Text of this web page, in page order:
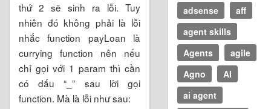
thứ 2 sẽ sinh ra lỗi. Tuy
nhiên đó không phải là lỗi
nhắc function payLoan là
currying function nên nếu
chỉ gọi với 1 param thì cần
có dấu “_” sau lời gọi
function. Mà là lỗi như sau:
adsense
aff
agent skills
Agents
agile
Agno
AI
ai agent